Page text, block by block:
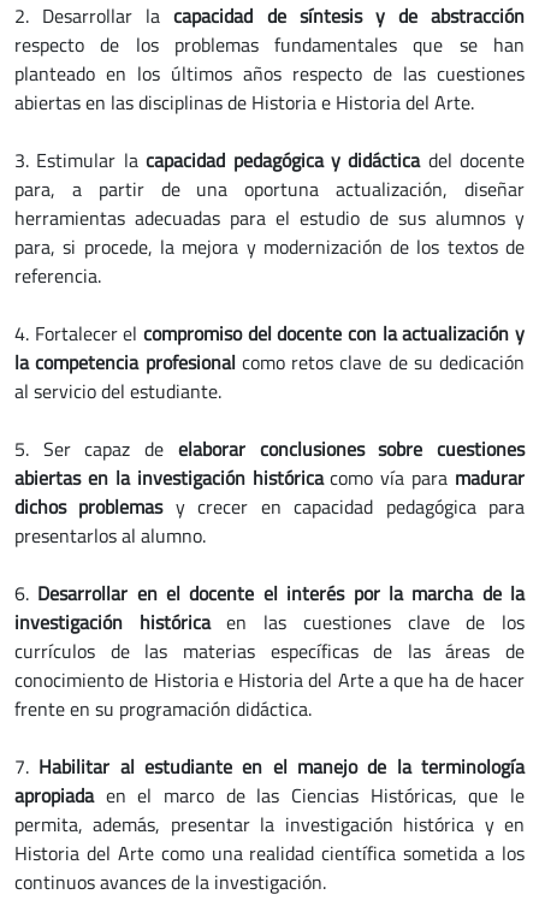
2. Desarrollar lacapacidad de síntesis y de abstracción
respecto de los problemas fundamentales que se han
planteado en los últimos años respecto de las cuestiones
abiertas en las disciplinas de Historia e Historia del Arte.
3. Estimular lacapacidad pedagógica y didáctica del docente
para, a partir de una oportuna actualización, diseñar
herramientas adecuadas para el estudio de sus alumnos y
para, si procede, la mejora y modernización de los textos de
referencia.
4. Fortalecer el compromiso del docente con la actualización y
la competencia profesionalcomo retos clave de su dedicación
al servicio del estudiante.
5. Ser capaz de elaborar conclusiones sobre cuestiones
abiertas en la investigación históricacomo vía para madurar
dichos problemasy crecer en capacidad pedagógica para
presentarlos al alumno.
6. Desarrollar en el docente el interés por la marcha de la
investigación históricaen las cuestiones clave de los
currículos de las materias específicas de las áreas de
conocimiento de Historia e Historia del Arte a que ha de hacer
frente en su programación didáctica.
7. Habilitar al estudiante en el manejo de la terminología
apropiada en el marco de las Ciencias Históricas, que le
permita, además, presentar la investigación histórica y en
Historia del Arte como una realidad científica sometida a los
continuos avances de la investigación.